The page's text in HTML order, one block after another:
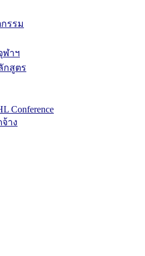
รรม
ฬาฯ
กสูตร
Conference
าง